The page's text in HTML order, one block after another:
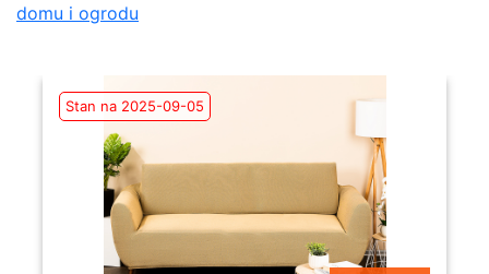
domu i ogrodu
Stan na 2025-09-05